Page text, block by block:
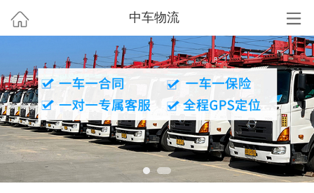
中车物流